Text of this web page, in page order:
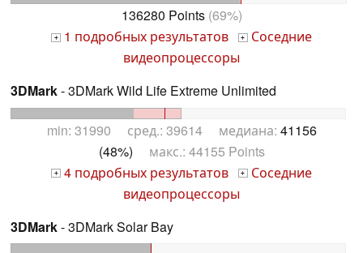
136280 Points(69%)
+ 1 подробных результатов + Соседние
видеопроцессоры
3DMark- 3DMark Wild Life Extreme Unlimited
min: 31990 сред.: 39614 медиана: 41156
(48%) макс.: 44155 Points
+ 4 подробных результатов + Соседние
видеопроцессоры
3DMark- 3DMark Solar Bay